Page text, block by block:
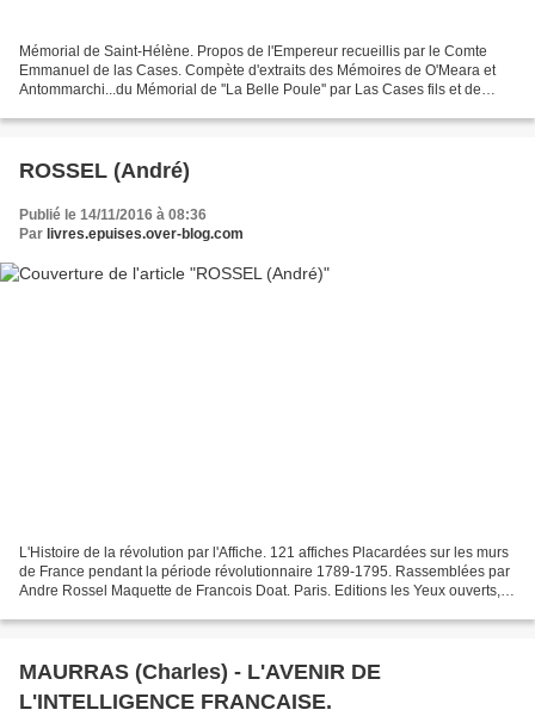
Mémorial de Saint-Hélène. Propos de l'Empereur recueillis par le Comte
Emmanuel de las Cases. Compète d'extraits des Mémoires de O'Meara et
Antommarchi...du Mémorial de ''La Belle Poule'' par Las Cases fils et de
ROSSEL (André)
Publié le 14/11/2016 à 08:36
Par livres.epuises.over-blog.com
L'Histoire de la révolution par l'Affiche. 121 affiches Placardées sur les murs
de France pendant la période révolutionnaire 1789-1795. Rassemblées par
Andre Rossel Maquette de Francois Doat. Paris. Editions les Yeux ouverts,
MAURRAS (Charles) - L'AVENIR DE
L'INTELLIGENCE FRANCAISE.